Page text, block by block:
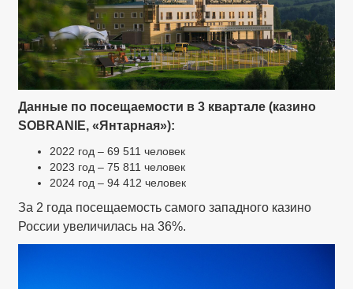
Данные по посещаемости в 3 квартале (казино
SOBRANIE, «Янтарная»):
2022 год – 69 511 человек
2023 год – 75 811 человек
2024 год – 94 412 человек
За 2 года посещаемость самого западного казино
России увеличилась на 36%.